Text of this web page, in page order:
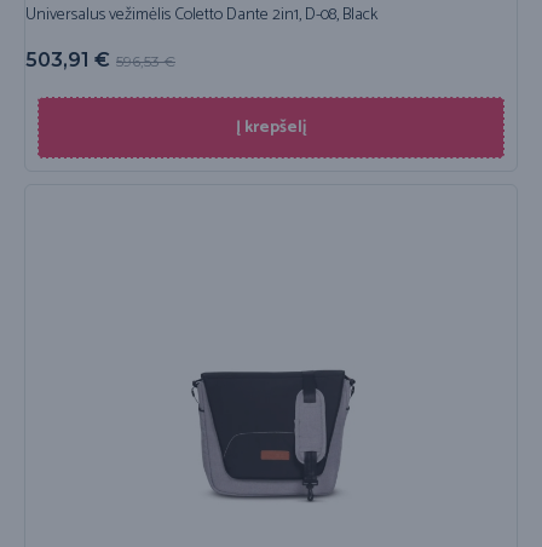
Universalus vežimėlis Coletto Dante 2in1, D-08, Black
596,53€
503,91 €
Į krepšelį